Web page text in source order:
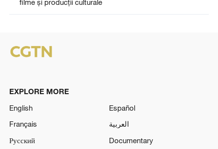
filme și producții culturale
EXPLORE MORE
English
Español
Français
العربية
Русский
Documentary